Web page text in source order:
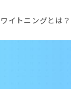
イトニングとは？